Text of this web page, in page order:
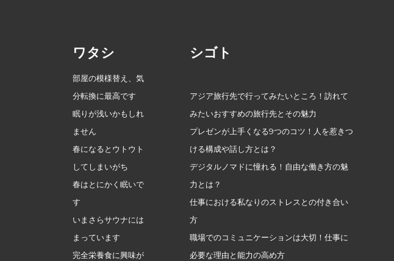
ジ
送
り
ワタシ
部屋の模様替え、気
分転換に最高です
眠りが浅いかもしれ
ません
春になるとウトウト
してしまいがち
春はとにかく眠いで
す
いまさらサウナには
まっています
完全栄養食に興味が
シゴト
アジア旅行先で行ってみたいところ！訪れて
みたいおすすめの旅行先とその魅力
プレゼンが上手くなる9つのコツ！人を惹きつ
ける構成や話し方とは？
デジタルノマドに憧れる！自由な働き方の魅
力とは？
仕事における私なりのストレスとの付き合い
方
職場でのコミュニケーションは大切！仕事に
必要な理由と能力の高め方